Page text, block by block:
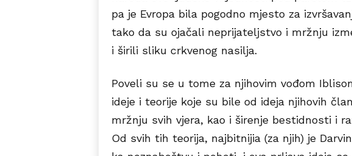
pa je Evropa bila pogodno mjesto za
tako da su ojačali neprijateljstvo i mržnju
i širili sliku crkvenog nasilja.
Poveli su se u tome za njihovim vođom
ideje i teorije koje su bile od ideja njihovih
mržnju svih vjera, kao i širenje bestidnosti i
Od svih tih teorija, najbitnijia (za njih) je